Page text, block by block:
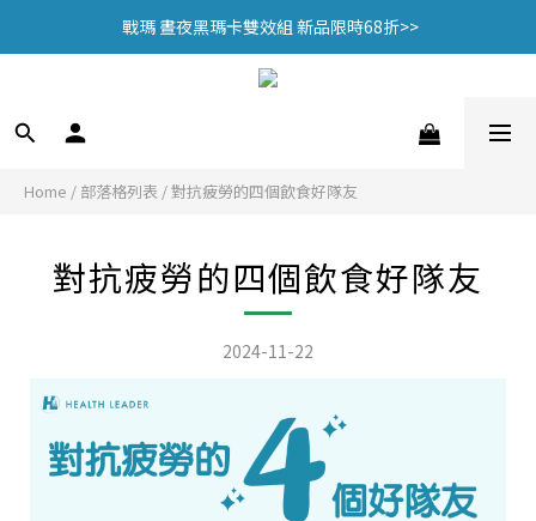
戰瑪 晝夜黑瑪卡雙效組 新品限時68折>>
戰瑪 晝夜黑瑪卡雙效組 新品限時68折>>
🎁加入會員贈$100購物金🎁
戰瑪 晝夜黑瑪卡雙效組 新品限時68折>>
Home / 部落格列表 /對抗疲勞的四個飲食好隊友
對抗疲勞的四個飲食好隊友
2024-11-22